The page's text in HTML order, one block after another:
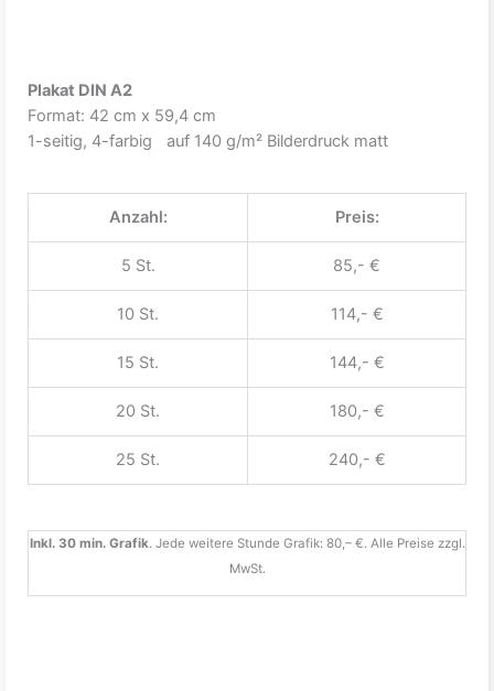
Plakat DIN A2
Format: 42 cm x 59,4 cm
1-seitig, 4-farbig auf 140 g/m² Bilderdruck matt
Anzahl: Preis:
5 St. 85,- €
10 St. 114,- €
15 St. 144,- €
20 St. 180,- €
25 St. 240,- €
Inkl. 30 min. Grafik. Jede weitere Stunde Grafik: 80,– €. Alle Preise zzgl.
MwSt.